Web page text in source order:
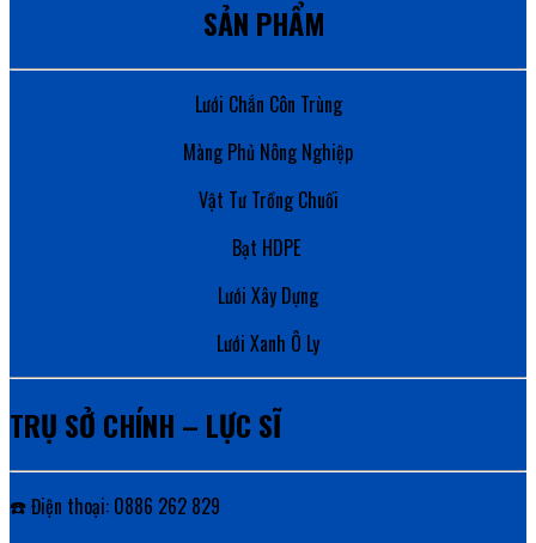
SẢN PHẨM
Lưới Chắn Côn Trùng
Màng Phủ Nông Nghiệp
Vật Tư Trồng Chuối
Bạt HDPE
Lưới Xây Dựng
Lưới Xanh Ô Ly
TRỤ SỞ CHÍNH – LỰC SĨ
☎️ Điện thoại: 0886 262 829